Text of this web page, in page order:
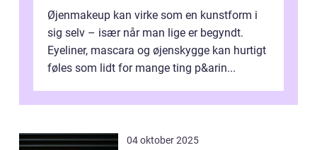
Øjenmakeup kan virke som en kunstform i
sig selv – især når man lige er begyndt.
Eyeliner, mascara og øjenskygge kan hurtigt
føles som lidt for mange ting p&arin...
04 oktober 2025